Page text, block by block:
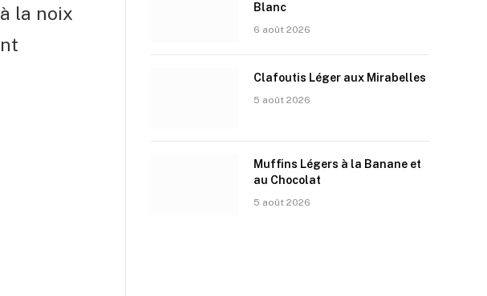
la noix
Blanc
6 août 2026
Clafoutis Léger aux Mirabelles
5 août 2026
Muffins Légers à la Banane et
au Chocolat
5 août 2026